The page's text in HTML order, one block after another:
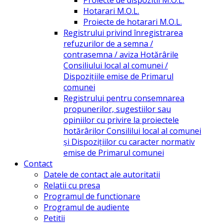
Hotarari M.O.L.
Proiecte de hotarari M.O.L.
Registrului privind înregistrarea
refuzurilor de a semna /
contrasemna / aviza Hotărârile
Consiliului local al comunei /
Dispozițiile emise de Primarul
comunei
Registrului pentru consemnarea
propunerilor, sugestiilor sau
opiniilor cu privire la proiectele
hotărârilor Consililui local al comunei
și Dispozițiilor cu caracter normativ
emise de Primarul comunei
Contact
Datele de contact ale autoritatii
Relatii cu presa
Programul de functionare
Programul de audiente
Petitii